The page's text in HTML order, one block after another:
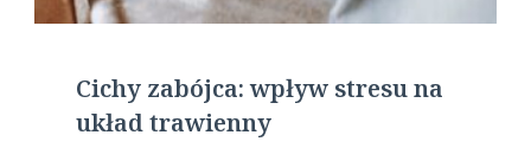
Cichy zabójca: wpływ stresu na
układ trawienny